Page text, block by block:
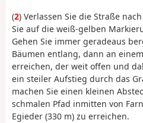
(2) Verlassen Sie die Straße
Sie auf die weiß-gelben
Gehen Sie immer geradeaus
Bäumen entlang, dann an
erreichen, der weit offen und
ein steiler Aufstieg durch das
machen Sie einen kleinen
schmalen Pfad inmitten von
Egieder (330 m) zu erreichen.